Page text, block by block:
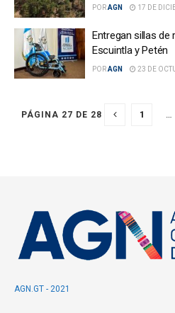
PORAGN 17 DE
Entregan sillas de
Escuintla y Petén
PORAGN 23 DE
PÁGINA 27 DE 28 1 …
AGN.GT - 2021